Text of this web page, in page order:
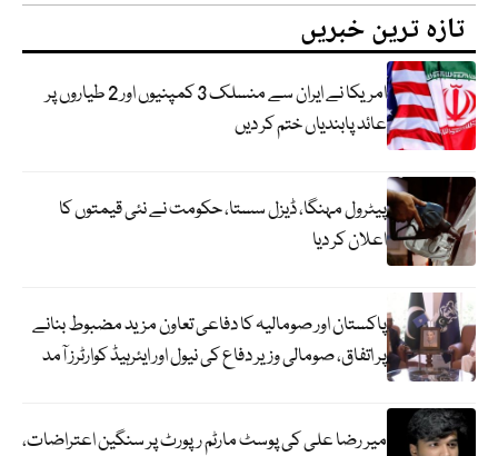
تازہ ترین خبریں
امریکا نے ایران سے منسلک 3 کمپنیوں اور 2 طیاروں پر
عائد پابندیاں ختم کر دیں
پیٹرول مہنگا، ڈیزل سستا، حکومت نے نئی قیمتوں کا
اعلان کر دیا
پاکستان اور صومالیہ کا دفاعی تعاون مزید مضبوط بنانے
پر اتفاق، صومالی وزیر دفاع کی نیول اور ایئرہیڈ کوارٹرز آمد
میر رضا علی کی پوسٹ مارٹم رپورٹ پر سنگین اعتراضات،